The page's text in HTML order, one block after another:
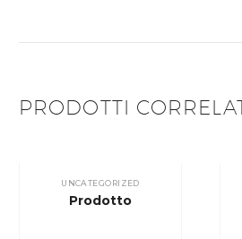
PRODOTTI
UNCATEGORIZED
Prodotto